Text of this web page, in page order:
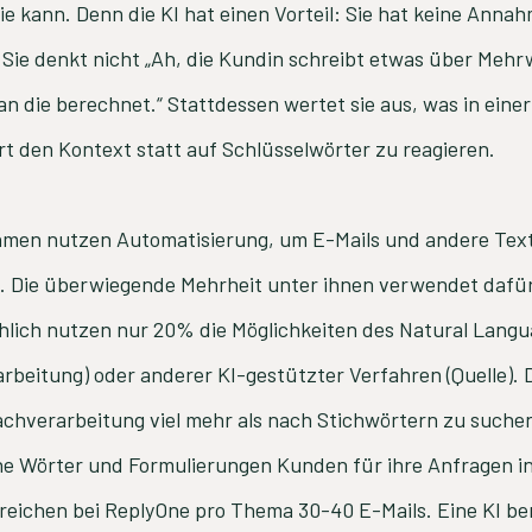
kann. Denn die KI hat einen Vorteil: Sie hat keine
denkt nicht „Ah, die Kundin schreibt etwas über
die berechnet.“ Stattdessen wertet sie aus, was in
den Kontext statt auf Schlüsselwörter zu reagieren.
nutzen Automatisierung, um E-Mails und andere
Die überwiegende Mehrheit unter ihnen verwendet
nutzen nur 20% die Möglichkeiten des Natural
oder anderer KI-gestützter Verfahren (Quelle).
viel mehr als nach Stichwörtern zu
Wörter und Formulierungen Kunden für ihre Anfragen
bei ReplyOne pro Thema 30-40 E-Mails. Eine KI